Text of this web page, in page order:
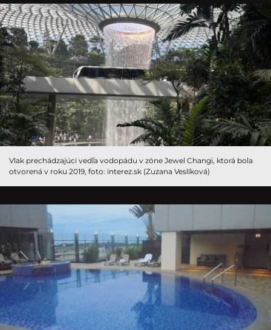
Vlak prechádzajúci vedľa vodopádu v zóne Jewel Changi, ktorá bola
otvorená v roku 2019, foto: interez.sk (Zuzana Veslíková)